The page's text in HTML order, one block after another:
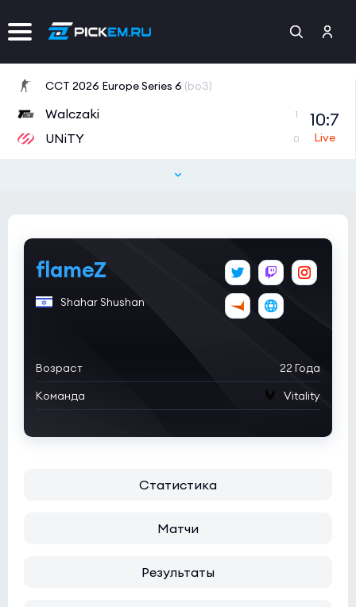
CCT 2026 Europe Series 6 (bo3)
Walczaki 1
UNiTY 0
10:7
(bo3)
Tipsport Open Cup 1
Nuclear TigeRES 1
Butterfly 0
9:7
flameZ
Shahar Shushan
Возраст
22 Года
Команда
Vitality
Статистика
Матчи
Результаты